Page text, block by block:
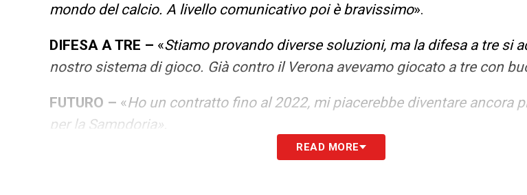
mondo del calcio. A livello comunicativo poi è bravissimo».
DIFESA A TRE – «Stiamo provando diverse soluzioni, ma la difesa a tre si
nostro sistema di gioco. Già contro il Verona avevamo giocato a tre con
FUTURO – «Ho un contratto fino al 2022, mi piacerebbe diventare ancora
per la Sampdoria».
«Serie A a porte chiuse? Sarà come giocare in campo neutro. Ci
READ MORE